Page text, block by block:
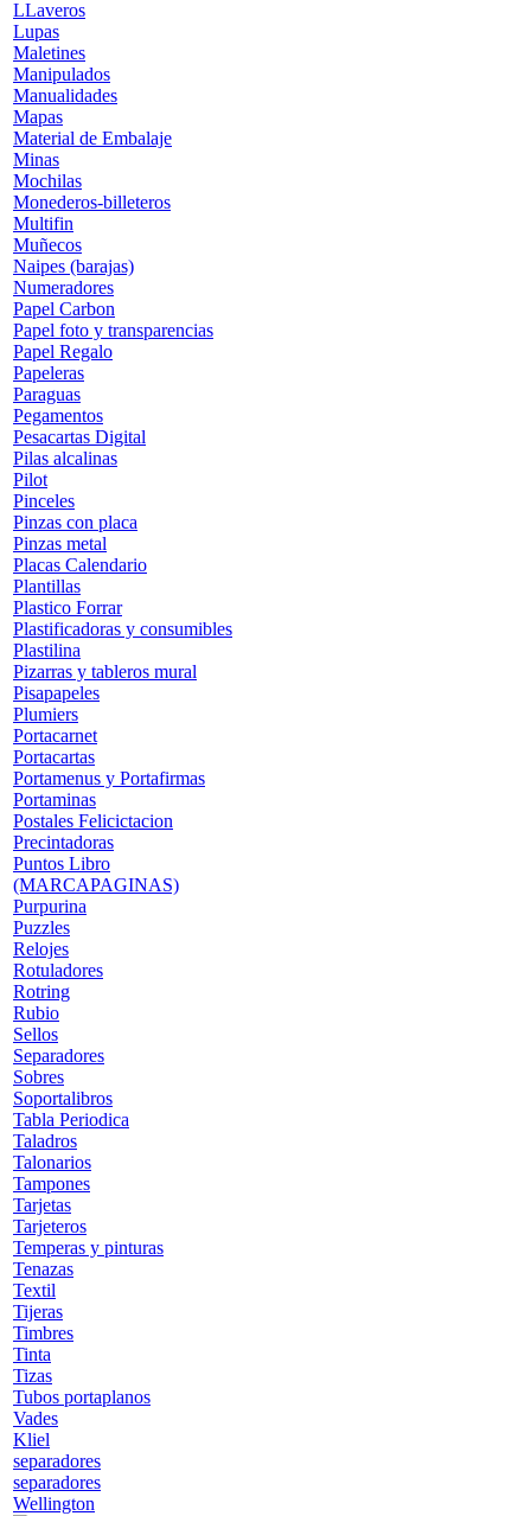
LLaveros
Lupas
Maletines
Manipulados
Manualidades
Mapas
Material de Embalaje
Minas
Mochilas
Monederos-billeteros
Multifin
Muñecos
Naipes (barajas)
Numeradores
Papel Carbon
Papel foto y transparencias
Papel Regalo
Papeleras
Paraguas
Pegamentos
Pesacartas Digital
Pilas alcalinas
Pilot
Pinceles
Pinzas con placa
Pinzas metal
Placas Calendario
Plantillas
Plastico Forrar
Plastificadoras y consumibles
Plastilina
Pizarras y tableros mural
Pisapapeles
Plumiers
Portacarnet
Portacartas
Portamenus y Portafirmas
Portaminas
Postales Felicictacion
Precintadoras
Puntos Libro
(MARCAPAGINAS)
Purpurina
Puzzles
Relojes
Rotuladores
Rotring
Rubio
Sellos
Separadores
Sobres
Soportalibros
Tabla Periodica
Taladros
Talonarios
Tampones
Tarjetas
Tarjeteros
Temperas y pinturas
Tenazas
Textil
Tijeras
Timbres
Tinta
Tizas
Tubos portaplanos
Vades
Kliel
separadores
separadores
Wellington